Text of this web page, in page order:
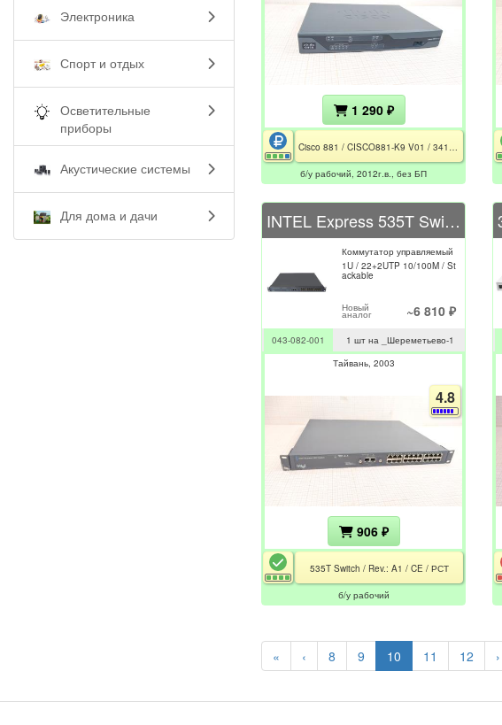
Электроника
Спорт и отдых
Осветительные
приборы
Акустические системы
Для дома и дачи
1 290 ₽
б/у рабочий, 2012г.в., без БП
INTEL Express 535T Switch
Коммутатор управляемый
1U / 22+2UTP 10/100M / St
ackable
Новый
аналог ~6 810 ₽
043-082-001
1 шт на _Шереметьево-1
Тайвань 2003
4.8
906 ₽
535T Switch / Rev.: A1 / CE / РСТ
б/у рабочий
« ‹ 8 9 10 11 12 ›